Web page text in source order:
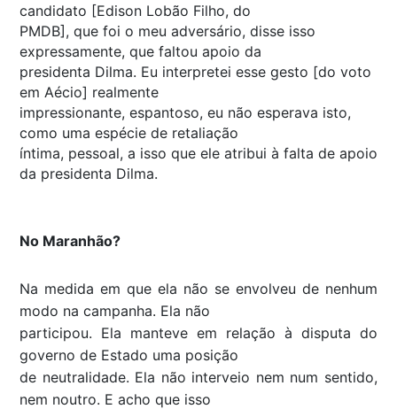
candidato [Edison Lobão Filho, do
PMDB], que foi o meu adversário, disse isso
expressamente, que faltou apoio da
presidenta Dilma. Eu interpretei esse gesto [do voto
em Aécio] realmente
impressionante, espantoso, eu não esperava isto,
como uma espécie de retaliação
íntima, pessoal, a isso que ele atribui à falta de apoio
da presidenta Dilma.
No Maranhão?
Na medida em que ela não se envolveu de nenhum
modo na campanha. Ela não
participou. Ela manteve em relação à disputa do
governo de Estado uma posição
de neutralidade. Ela não interveio nem num sentido,
nem noutro. E acho que isso